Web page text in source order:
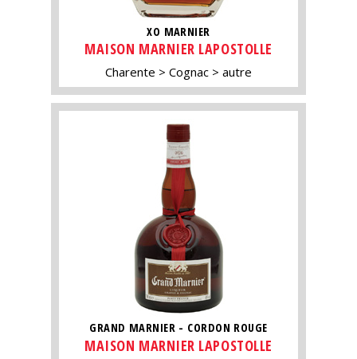
XO MARNIER
MAISON MARNIER LAPOSTOLLE
Charente Cognac autre
GRAND MARNIER - CORDON ROUGE
MAISON MARNIER LAPOSTOLLE